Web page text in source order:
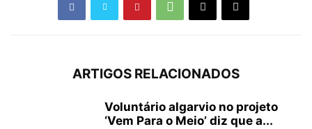
ARTIGOS RELACIONADOS
Voluntário algarvio no projeto
‘Vem Para o Meio’ diz que a...